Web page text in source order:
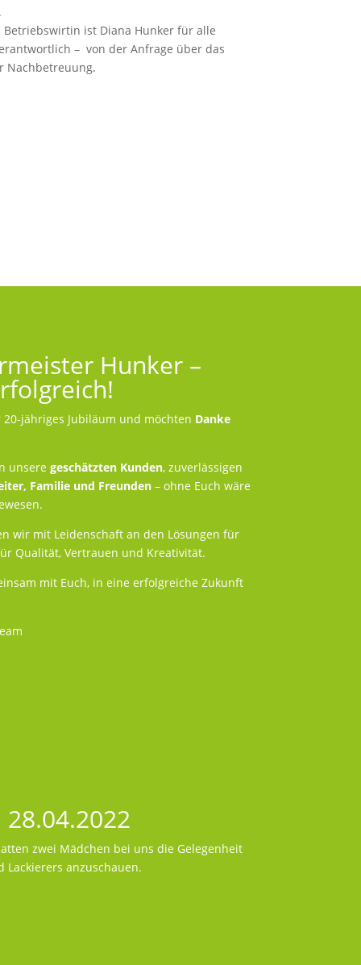
ist Diana Hunker für alle
– von der Anfrage über das
Nachbetreuung.
Hunker –
jähriges Jubiläum und möchten Danke
unsere geschätzten Kunden, zuverlässigen
Familie und Freunden – ohne Euch wäre
wir mit Leidenschaft an den Lösungen für
Qualität, Vertrauen und Kreativität.
mit Euch, in eine erfolgreiche Zukunft
zwei Mädchen bei uns die Gelegenheit
anzuschauen.